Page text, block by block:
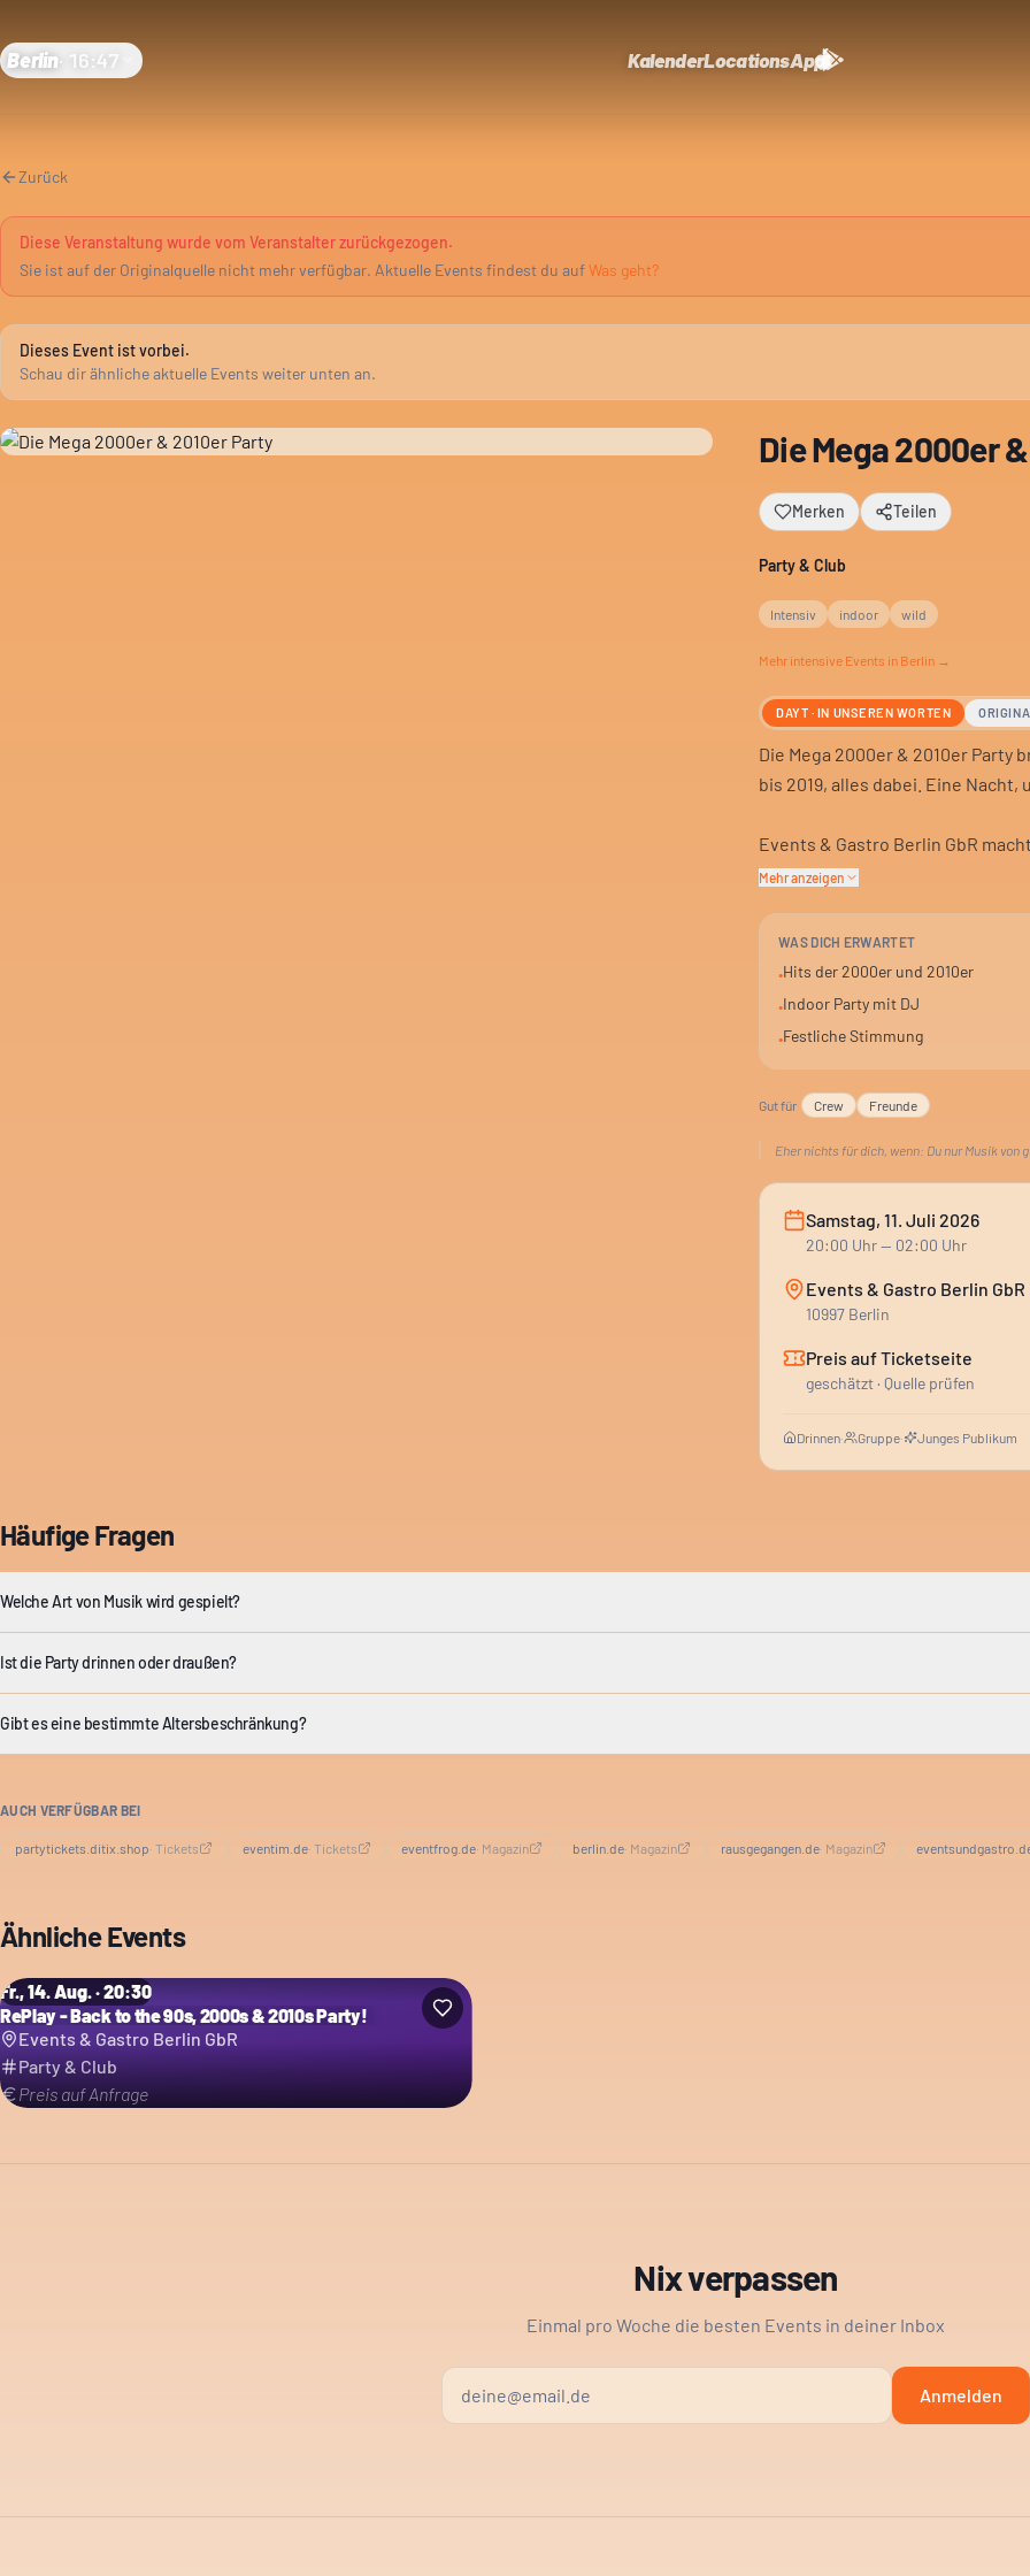
Berlin· 16:47 KalenderLocationsApp
Zurück
Diese Veranstaltung wurde vom Veranstalter zurückgezogen.
Sie ist auf der Originalquelle nicht mehr verfügbar. Aktuelle Events findest du aufWas geht?
Dieses Event ist vorbei.
Schau dir ähnliche aktuelle Events weiter unten an.
Die Mega 2000er
Merken Teilen
Party & Club
Intensiv indoor wild
Mehr intensive Events in Berlin →
DAYT · IN UNSEREN WORTEN
Die Mega 2000er & 2010er Party
bis 2019, alles dabei. Eine
Events & Gastro Berlin GbR
Stimmung ist ausgelassen und
Der DJ legt auf, die Musik ist der
Clubgeschichte. Für alle jungen
wollen.
Mehr anzeigen
WAS DICH ERWARTET
•Hits der 2000er und 2010er
•Indoor Party mit DJ
•Festliche Stimmung
Gut für Crew Freunde
Eher nichts für dich, wenn: Du nur Musik von
Samstag, 11. Juli 2026
20:00 Uhr— 02:00 Uhr
Events & Gastro Berlin GbR
10997 Berlin
Preis auf Ticketseite
geschätzt · Quelle prüfen
Drinnen· Gruppe· Junges Publikum
Häufige Fragen
Welche Art von Musik wird gespielt?
Ist die Party drinnen oder draußen?
Gibt es eine bestimmte Altersbeschränkung?
AUCH VERFÜGBAR BEI
partytickets.ditix.shop· Tickets eventim.de· Tickets eventfrog.de· Magazin berlin.de· Magazin rausgegangen.de· Magazin
Ähnliche Events
Fr., 14. Aug. · 20:30
RePlay - Back to the 90s, 2000s & 2010s Party!
Events & Gastro Berlin GbR
Party & Club
Preis auf Anfrage
Nix verpassen
Einmal pro Woche die besten Events in deiner Inbox
Anmelden